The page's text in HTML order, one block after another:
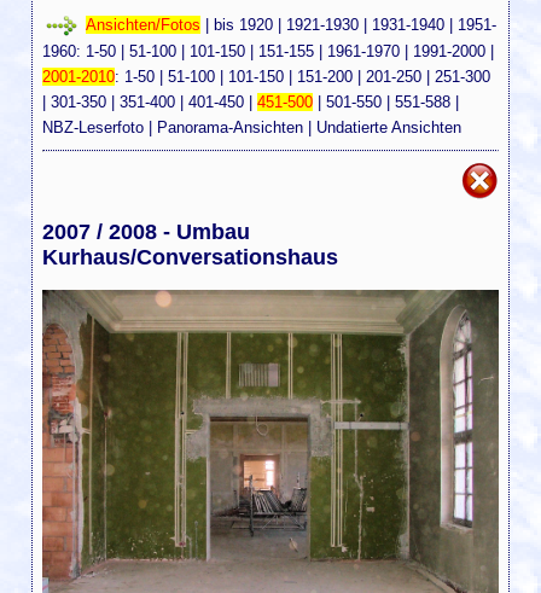
Ansichten/Fotos bis 1920 1921-1930 1931-1940
1951-
1960: 1-50 |51-100 | 101-150 | 151-155 | 1961-1970 | 1991-2000 |
2001-2010: 1-50 |51-100 | 101-150 | 151-200 | 201-250 | 251-300
|301-350 |351-400 |401-450 |451-500 |501-550 |551-588 |
NBZ-Leserfoto | Panorama-Ansichten | Undatierte Ansichten
2007 / 2008 - Umbau
Kurhaus/Conversationshaus